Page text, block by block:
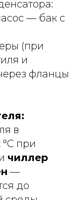
— бак с
(при
и
фланцы
в
при
чиллер
—
до